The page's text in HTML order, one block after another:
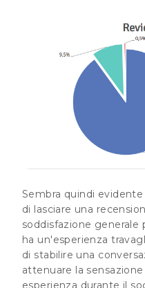
Sembra quindi
di lasciare una
soddisfazione generale
ha un'esperienza
di stabilire una
attenuare la
esperienza durante il